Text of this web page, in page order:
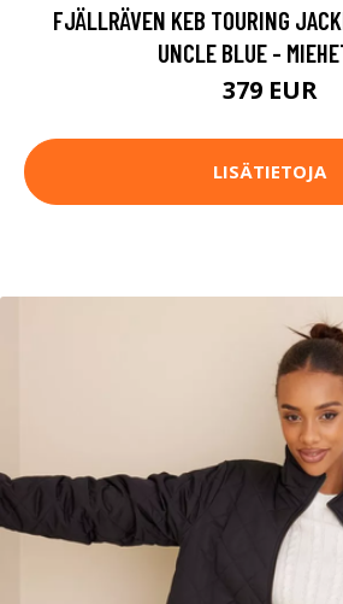
FJÄLLRÄVEN KEB TOURING
UNCLE BLUE -
379 EUR
LISÄTIETOJA